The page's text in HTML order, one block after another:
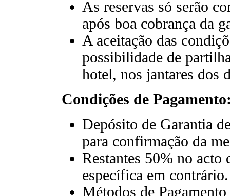
As reservas só serão
após boa cobrança da
A aceitação das
possibilidade de
hotel, nos jantares dos
Condições de
Depósito de Garantia
para confirmação da
Restantes 50% no
específica em contrário.
Métodos de